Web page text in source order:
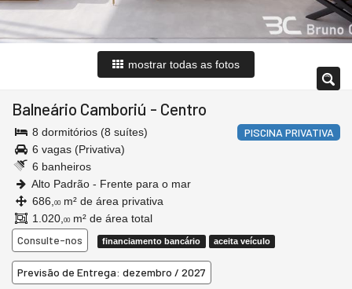
mostrar todas as fotos
Balneário Camboriú - Centro
PISCINA PRIVATIVA
8 dormitórios (8 suítes)
6 vagas (Privativa)
6 banheiros
Alto Padrão - Frente para o mar
686, 00 m² de área privativa
1.020, 00 m² de área total
Consulte-nos financiamento bancário aceita veículo
Previsão de Entrega: dezembro / 2027